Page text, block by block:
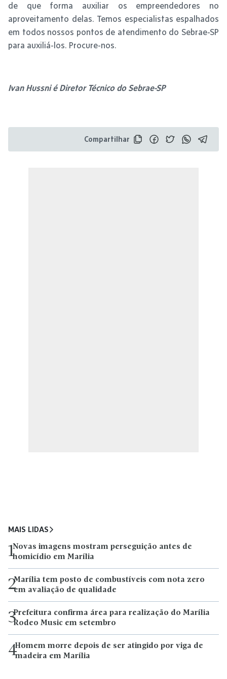
de que forma auxiliar os empreendedores no
aproveitamento delas. Temos especialistas espalhados
em todos nossos pontos de atendimento do Sebrae-SP
para auxiliá-los. Procure-nos.
Ivan Hussni é Diretor Técnico do Sebrae-SP
Compartilhar
MAIS LIDAS
1Novas imagens mostram perseguição antes de
homicídio em Marília
2Marília tem posto de combustíveis com nota zero
em avaliação de qualidade
3Prefeitura confirma área para realização do Marília
Rodeo Music em setembro
4Homem morre depois de ser atingido por viga de
madeira em Marília